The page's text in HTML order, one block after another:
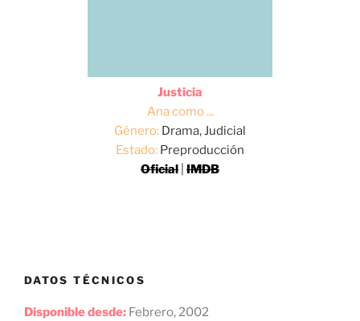
Justicia
Ana como ...
Género: Drama, Judicial
Estado: Preproducción
Oficial IMDB
DATOS TÉCNICOS
Disponible desde: Febrero, 2002